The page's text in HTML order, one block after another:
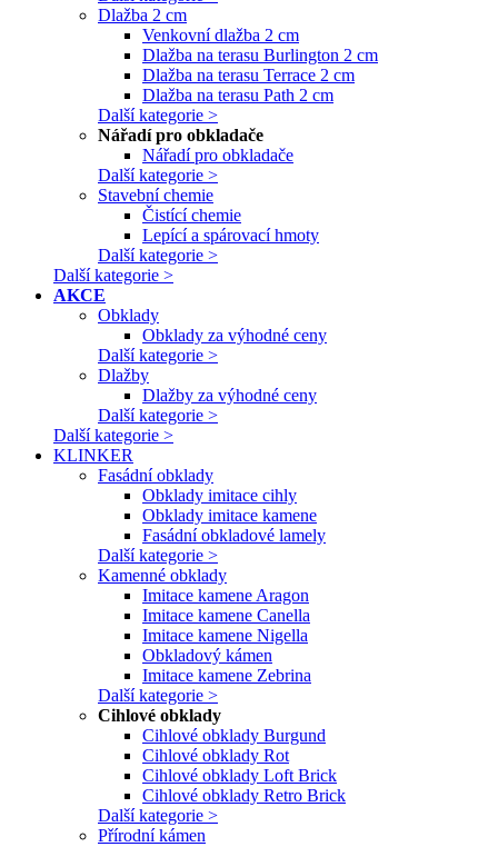
Dlažba 2 cm
Venkovní dlažba 2 cm
Dlažba na terasu Burlington 2 cm
Dlažba na terasu Terrace 2 cm
Dlažba na terasu Path 2 cm
Další kategorie >
Nářadí pro obkladače
Nářadí pro obkladače
Další kategorie >
Stavební chemie
Čistící chemie
Lepící a spárovací hmoty
Další kategorie >
Další kategorie >
AKCE
Obklady
Obklady za výhodné ceny
Další kategorie >
Dlažby
Dlažby za výhodné ceny
Další kategorie >
Další kategorie >
KLINKER
Fasádní obklady
Obklady imitace cihly
Obklady imitace kamene
Fasádní obkladové lamely
Další kategorie >
Kamenné obklady
Imitace kamene Aragon
Imitace kamene Canella
Imitace kamene Nigella
Obkladový kámen
Imitace kamene Zebrina
Další kategorie >
Cihlové obklady
Cihlové obklady Burgund
Cihlové obklady Rot
Cihlové obklady Loft Brick
Cihlové obklady Retro Brick
Další kategorie >
Přírodní kámen